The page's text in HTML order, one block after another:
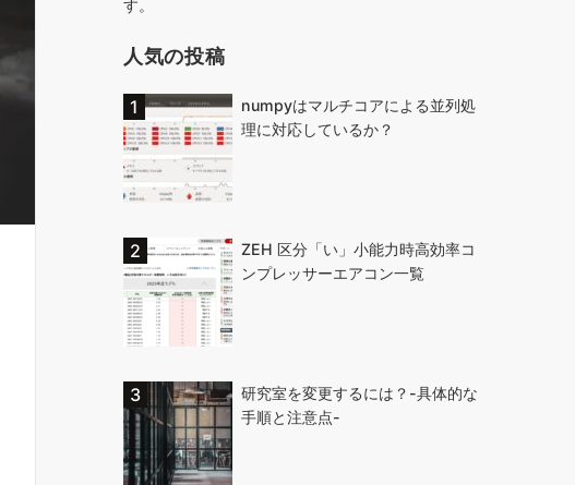
す。
人気の投稿
numpyはマルチコアによる並列処
理に対応しているか？
ZEH 区分「い」小能力時高効率コ
ンプレッサーエアコン一覧
研究室を変更するには？-具体的な
手順と注意点-